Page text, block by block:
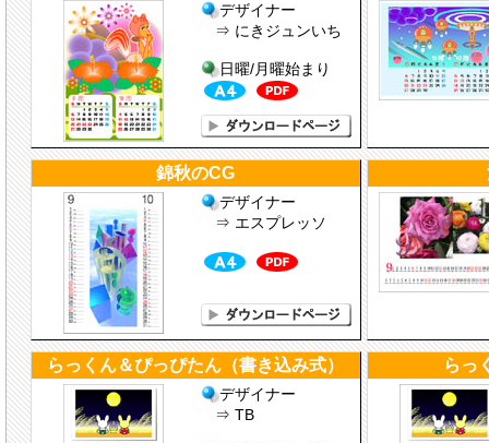
デザイナー
⇒ にきジュンいち
日曜/月曜始まり
錦秋のCG
デザイナー
⇒ エスプレッソ
らっくん＆ぴっぴたん（書き込み式）
デザイナー
⇒ TB
らっ